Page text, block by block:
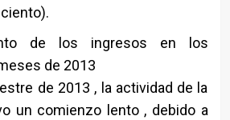
de los ingresos en los
de 2013
de 2013 , la actividad de la
un comienzo lento , debido a